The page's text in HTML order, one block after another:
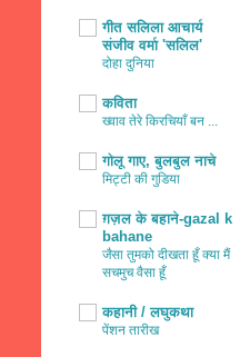
गीत सलिला आचार्य
संजीव वर्मा 'सलिल'
दोहा दुनिया
कविता
ख्वाव तेरे किरचियाँ बन ...
गोलू गाए, बुलबुल नाचे
मिट्टी की गुडिया
ग़ज़ल के बहाने-gazal k
bahane
जैसा तुमको दीखता हूँ क्या मैं
सचमुच वैसा हूँ
कहानी / लघुकथा
पेंशन तारीख